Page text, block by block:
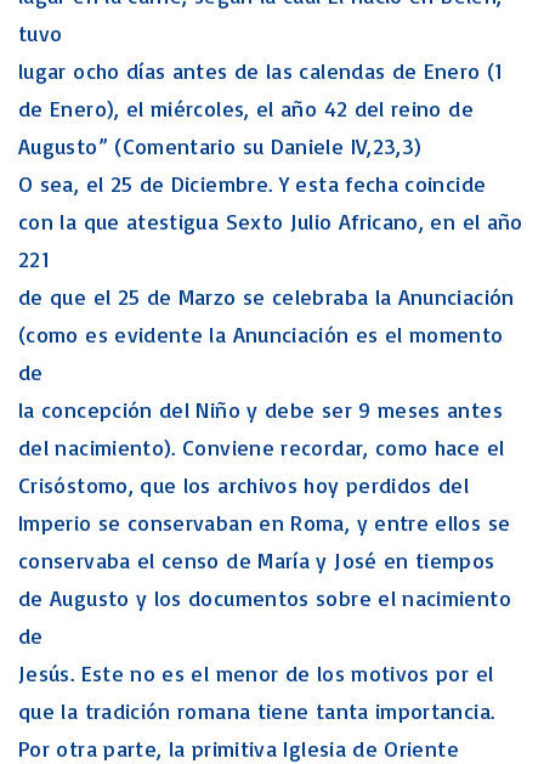
tuvo
lugar ocho días antes de las calendas de Enero (1
de Enero), el miércoles, el año 42 del reino de
Augusto” (Comentario su Daniele IV,23,3)
O sea, el 25 de Diciembre. Y esta fecha coincide
con la que atestigua Sexto Julio Africano, en el año
221
de que el 25 de Marzo se celebraba la Anunciación
(como es evidente la Anunciación es el momento
de
la concepción del Niño y debe ser 9 meses antes
del nacimiento). Conviene recordar, como hace el
Crisóstomo, que los archivos hoy perdidos del
Imperio se conservaban en Roma, y entre ellos se
conservaba el censo de María y José en tiempos
de Augusto y los documentos sobre el nacimiento
de
Jesús. Este no es el menor de los motivos por el
que la tradición romana tiene tanta importancia.
Por otra parte, la primitiva Iglesia de Oriente